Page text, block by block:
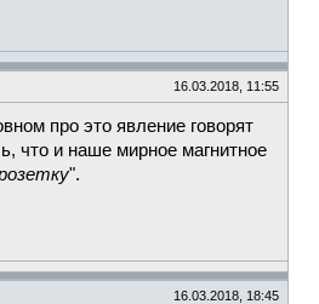
16.03.2018, 11:55
про это явление говорят
что и наше мирное магнитное
".
16.03.2018, 18:45